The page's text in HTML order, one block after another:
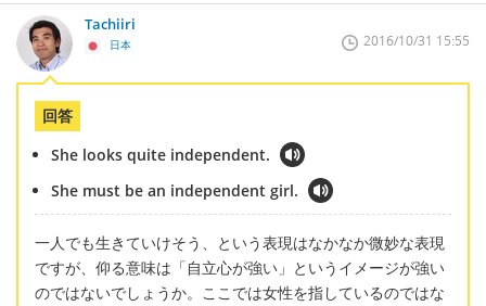
Tachiiri
日本 2016/10/31 15:55
回答
She looks quite independent.
She must be an independent girl.
一人でも生きていけそう、という表現はなかなか微妙な表現
ですが、仰る意味は「自立心が強い」というイメージが強い
のではないでしょうか。ここでは女性を指しているのではな